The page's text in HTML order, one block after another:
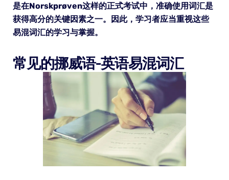
是在Norskprøven这样的正式考试中，准确使用词汇是
获得高分的关键因素之一。因此，学习者应当重视这些
易混词汇的学习与掌握。
常见的挪威语-英语易混词汇